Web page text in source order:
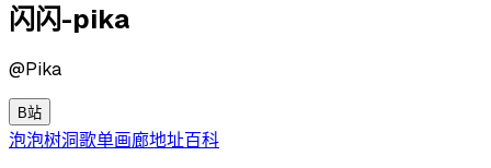
闪闪-pika
@Pika
B站
泡泡树洞歌单画廊地址百科